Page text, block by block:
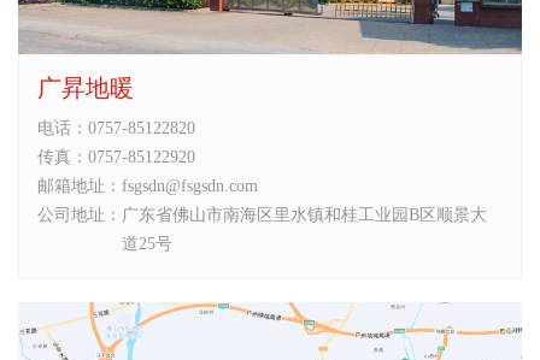
广昇地暖
电话： 0757-85122820
传真： 0757-85122920
邮箱地址： fsgsdn@fsgsdn.com
公司地址： 广东省佛山市南海区里水镇和桂工业园B区顺景大
道25号